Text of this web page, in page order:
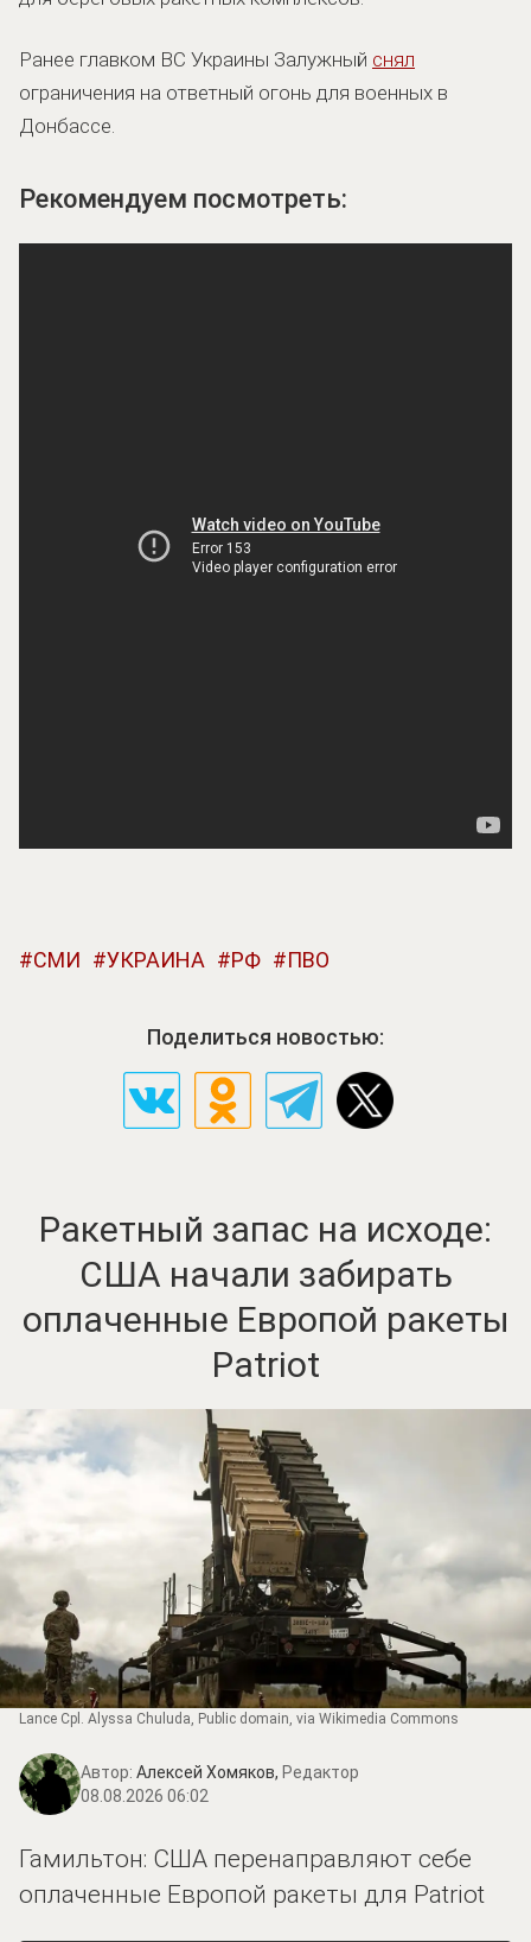
Ранее главком ВС Украины Залужный снял
ограничения на ответный огонь для военных в
Донбассе.
Рекомендуем посмотреть:
СМИ УКРАИНА РФ ПВО
Поделиться новостью:
Ракетный запас на исходе:
США начали забирать
оплаченные Европой ракеты
Patriot
Lance Cpl. Alyssa Chuluda, Public domain, via Wikimedia Commons
Автор: Алексей Хомяков, Редактор
08.08.2026 06:02
Гамильтон: США перенаправляют себе
оплаченные Европой ракеты для Patriot